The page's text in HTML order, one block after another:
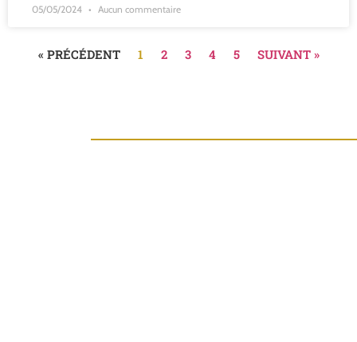
05/05/2024 Aucun commentaire
« PRÉCÉDENT 1 2 3 4 5 SUIVANT »